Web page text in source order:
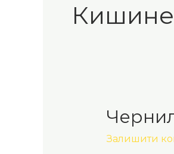
Залишити
Чернила